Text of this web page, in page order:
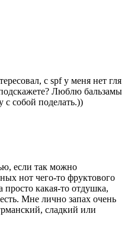
с spf у меня нет гля
Люблю бальзамы
собой поделать.))
если так можно
нот чего-то фруктового
какая-то отдушка,
Мне лично запах очень
сладкий или